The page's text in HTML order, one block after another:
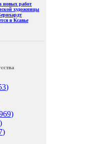
новых работ
художницы
в Ксавье
)
)
)
)